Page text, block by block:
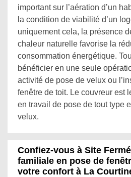
important sur l’aération d’un
la condition de viabilité d’un
uniquement cela, la présence
chaleur naturelle favorise la
consommation énergétique.
bénéficier en une seule
activité de pose de velux ou
fenêtre de toit. Le couvreur est
en travail de pose de tout type
velux.
Confiez-vous à Site
familiale en pose de
votre confort à La